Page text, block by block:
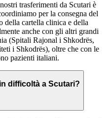
trasferimenti da Scutari è
per la consegna del
della cartella clinica e della
anche con gli altri grandi
(Spitali Rajonal i Shkodrës,
i Shkodrës), oltre che con le
pazienti italiani.
difficoltà a Scutari?